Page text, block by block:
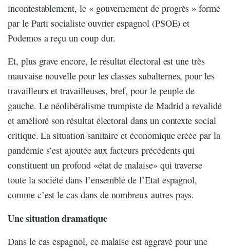
incontestablement, le « gouvernement de progrès » formé
par le Parti socialiste ouvrier espagnol (PSOE) et
Podemos a reçu un coup dur.
Et, plus grave encore, le résultat électoral est une très
mauvaise nouvelle pour les classes subalternes, pour les
travailleurs et travailleuses, bref, pour le peuple de
gauche. Le néolibéralisme trumpiste de Madrid a revalidé
et amélioré son résultat électoral dans un contexte social
critique. La situation sanitaire et économique créée par la
pandémie s’est ajoutée aux facteurs précédents qui
constituent un profond «état de malaise» qui traverse
toute la société dans l’ensemble de l’Etat espagnol,
comme c’est le cas dans de nombreux autres pays.
Une situation dramatique
Dans le cas espagnol, ce malaise est aggravé pour une